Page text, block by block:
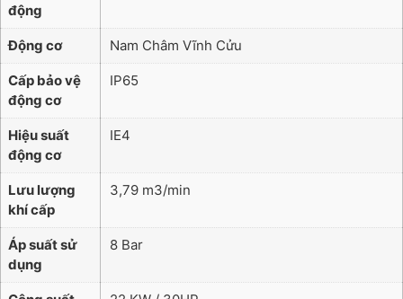
động
Động cơ Nam Châm Vĩnh Cửu
Cấp bảo vệ
động cơ
IP65
Hiệu suất
động cơ
IE4
Lưu lượng
khí cấp
3,79 m3/min
Áp suất sử
dụng
8 Bar